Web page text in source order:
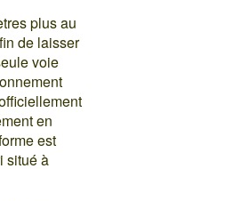
plus au
de laisser
voie
en
est
situé à